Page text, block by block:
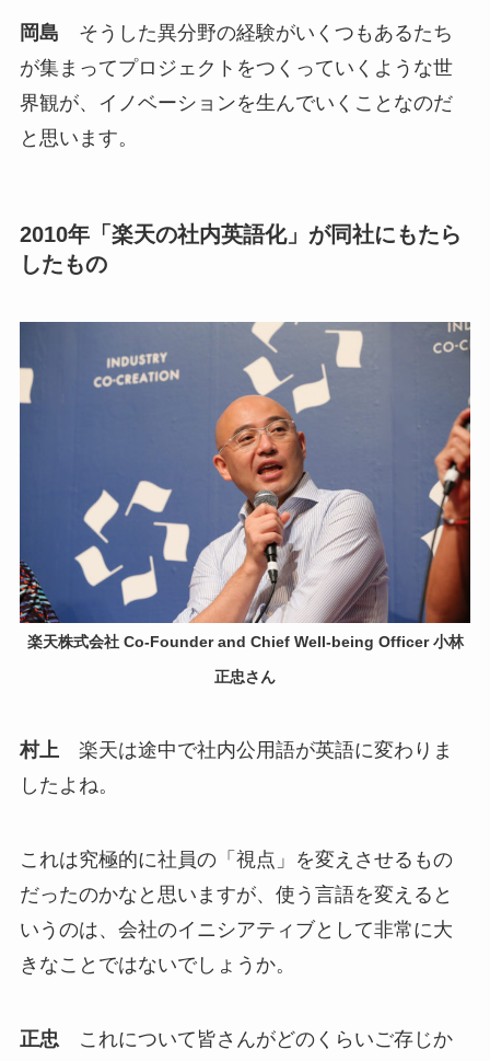
岡島 そうした異分野の経験がいくつもあるたち
が集まってプロジェクトをつくっていくような世
界観が、イノベーションを生んでいくことなのだ
と思います。
2010年「楽天の社内英語化」が同社にもたら
したもの
楽天株式会社 Co-Founder and Chief Well-being Officer 小林
正忠さん
村上楽天は途中で社内公用語が英語に変わりま
したよね。
これは究極的に社員の「視点」を変えさせるもの
だったのかなと思いますが、使う言語を変えると
いうのは、会社のイニシアティブとして非常に大
きなことではないでしょうか。
正忠 これについて皆さんがどのくらいご存じか